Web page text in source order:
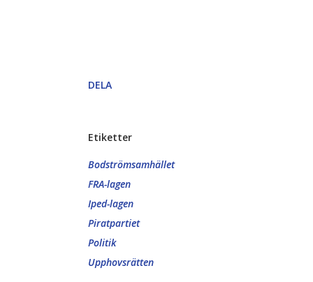
DELA
Etiketter
Bodströmsamhället
FRA-lagen
Iped-lagen
Piratpartiet
Politik
Upphovsrätten